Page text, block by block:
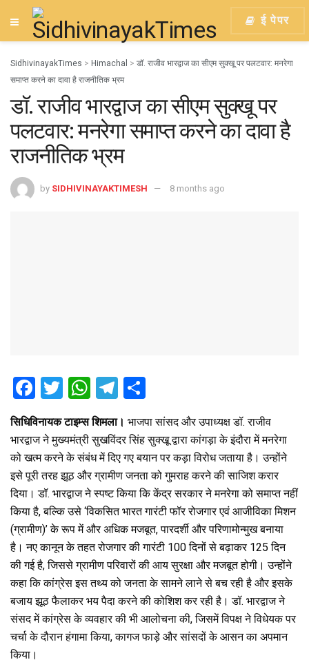
ई पेपर
SidhivinayakTimes > Himachal > डॉ. राजीव भारद्वाज का सीएम सुक्खू पर पलटवार: मनरेगा
समाप्त करने का दावा है राजनीतिक भ्रम
डॉ. राजीव भारद्वाज का सीएम सुक्खू पर
पलटवार: मनरेगा समाप्त करने का दावा है
राजनीतिक भ्रम
by SIDHIVINAYAKTIMESH 8 months ago
F
a
ce
b
o
o
k
T
tt
er
W
h
at
s
A
p
p
T
e
gr
a
m
ar
e
सिधिविनायक टाइम्स शिमला। भाजपा सांसद और उपाध्यक्ष डॉ. राजीव
भारद्वाज ने मुख्यमंत्री सुखविंदर सिंह सुक्खू द्वारा कांगड़ा के इंदौरा में मनरेगा
को खत्म करने के संबंध में दिए गए बयान पर कड़ा विरोध जताया है। उन्होंने
इसे पूरी तरह झूठ और ग्रामीण जनता को गुमराह करने की साजिश करार
दिया। डॉ. भारद्वाज ने स्पष्ट किया कि केंद्र सरकार ने मनरेगा को समाप्त नहीं
किया है, बल्कि उसे ‘विकसित भारत गारंटी फॉर रोजगार एवं आजीविका मिशन
(ग्रामीण)’ के रूप में और अधिक मजबूत, पारदर्शी और परिणामोन्मुख बनाया
है। नए कानून के तहत रोजगार की गारंटी 100 दिनों से बढ़ाकर 125 दिन
की गई है, जिससे ग्रामीण परिवारों की आय सुरक्षा और मजबूत होगी। उन्होंने
कहा कि कांग्रेस इस तथ्य को जनता के सामने लाने से बच रही है और इसके
बजाय झूठ फैलाकर भय पैदा करने की कोशिश कर रही है। डॉ. भारद्वाज ने
संसद में कांग्रेस के व्यवहार की भी आलोचना की, जिसमें विपक्ष ने विधेयक पर
चर्चा के दौरान हंगामा किया, कागज फाड़े और सांसदों के आसन का अपमान
किया।